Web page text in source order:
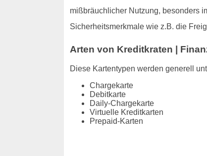
mißbräuchlicher Nutzung, besonders
Sicherheitsmerkmale wie z.B. die
Arten von Kreditkraten |
Diese Kartentypen werden generell
Chargekarte
Debitkarte
Daily-Chargekarte
Virtuelle Kreditkarten
Prepaid-Karten